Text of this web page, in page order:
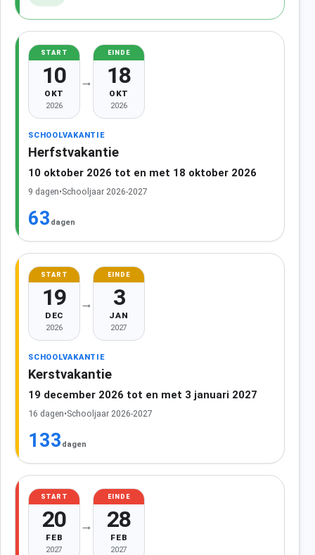
START
10
OKT
2026
→
EINDE
18
OKT
2026
SCHOOLVAKANTIE
Herfstvakantie
10 oktober 2026 tot en met 18 oktober 2026
9 dagen•Schooljaar 2026-2027
63 dagen
START
19
DEC
2026
→
EINDE
3
JAN
2027
SCHOOLVAKANTIE
Kerstvakantie
19 december 2026 tot en met 3 januari 2027
16 dagen•Schooljaar 2026-2027
133 dagen
START
20
FEB
2027
→
EINDE
28
FEB
2027